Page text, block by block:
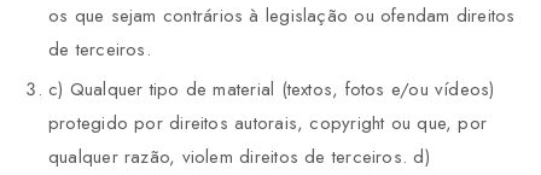
os que sejam contrários à legislação ou ofendam direitos
de terceiros.
c) Qualquer tipo de material (textos, fotos e/ou vídeos)
protegido por direitos autorais, copyright ou que, por
qualquer razão, violem direitos de terceiros. d)